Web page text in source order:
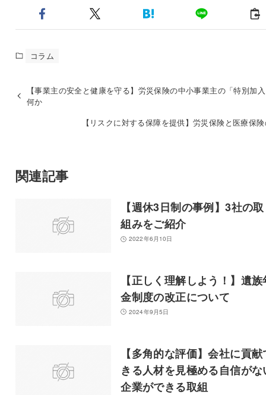
コラム
【事業主の安全と健康を守る】労災保険の中小事業主の「特別加
何か
【リスクに対する保障を提供】労災保険と医療保
関連記事
【週休3日制の事例】3社の
組みをご紹介
2022年6月10日
【正しく理解しよう！】遺族
金制度の改正について
2024年9月5日
【多角的な評価】会社に貢献
きる人材を見極める自信がな
企業ができる取組